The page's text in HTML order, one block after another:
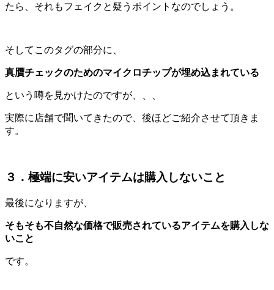
たら、それもフェイクと疑うポイントなのでしょう。
そしてこのタグの部分に、
真贋チェックのためのマイクロチップが埋め込まれている
という噂を見かけたのですが、、、
実際に店舗で聞いてきたので、後ほどご紹介させて頂きま
す。
３．極端に安いアイテムは購入しないこと
最後になりますが、
そもそも不自然な価格で販売されているアイテムを購入しな
いこと
です。